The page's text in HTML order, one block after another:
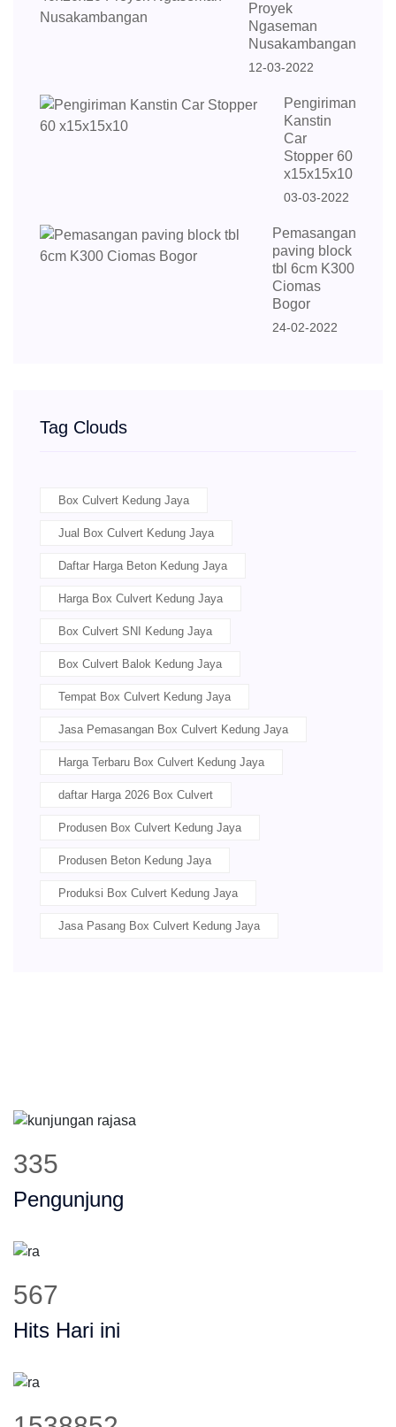
Proyek
Ngaseman
Nusakambangan
12-03-2022
Pengiriman
Kanstin
Car
Stopper 60
x15x15x10
03-03-2022
Pemasangan
paving block
tbl 6cm K300
Ciomas
Bogor
24-02-2022
Tag Clouds
Box Culvert Kedung Jaya
Jual Box Culvert Kedung Jaya
Daftar Harga Beton Kedung Jaya
Harga Box Culvert Kedung Jaya
Box Culvert SNI Kedung Jaya
Box Culvert Balok Kedung Jaya
Tempat Box Culvert Kedung Jaya
Jasa Pemasangan Box Culvert Kedung Jaya
Harga Terbaru Box Culvert Kedung Jaya
daftar Harga 2026 Box Culvert
Produsen Box Culvert Kedung Jaya
Produsen Beton Kedung Jaya
Produksi Box Culvert Kedung Jaya
Jasa Pasang Box Culvert Kedung Jaya
426
Pengunjung
727
Hits Hari ini